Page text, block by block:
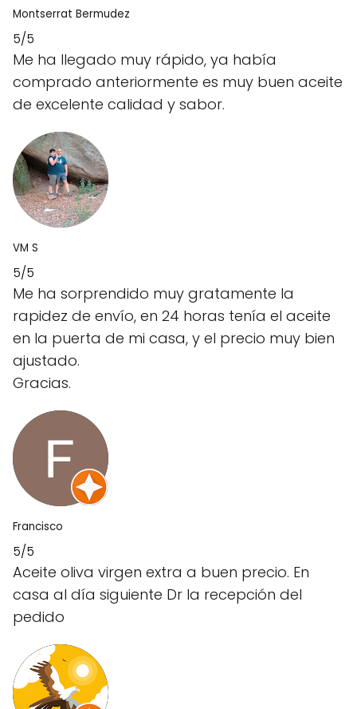
Montserrat Bermudez
5/5
Me ha llegado muy rápido, ya había
comprado anteriormente es muy buen aceite
de excelente calidad y sabor.
VM S
5/5
Me ha sorprendido muy gratamente la
rapidez de envío, en 24 horas tenía el aceite
en la puerta de mi casa, y el precio muy bien
ajustado.
Gracias.
Francisco
5/5
Aceite oliva virgen extra a buen precio. En
casa al día siguiente Dr la recepción del
pedido